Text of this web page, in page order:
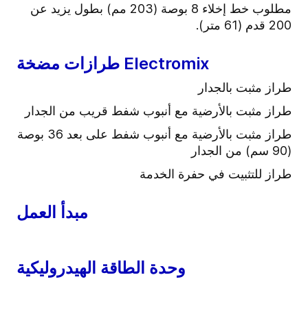
مطلوب خط إخلاء 8 بوصة (203 مم) بطول يزيد عن
200 قدم (61 متر).
طرازات مضخة Electromix
طراز مثبت بالجدار
طراز مثبت بالأرضية مع أنبوب شفط قريب من الجدار
طراز مثبت بالأرضية مع أنبوب شفط على بعد 36 بوصة
(90 سم) من الجدار
طراز للتثبيت في حفرة الخدمة
مبدأ العمل
وحدة الطاقة الهيدروليكية